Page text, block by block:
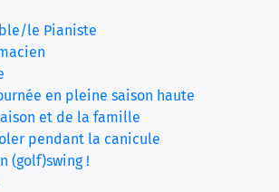
le Pianiste
en pleine saison haute
et de la famille
pendant la canicule
(golf)swing !